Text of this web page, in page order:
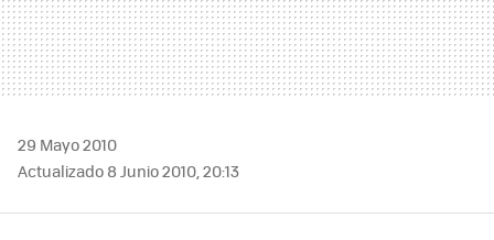
29 Mayo 2010
Actualizado 8 Junio 2010, 20:13